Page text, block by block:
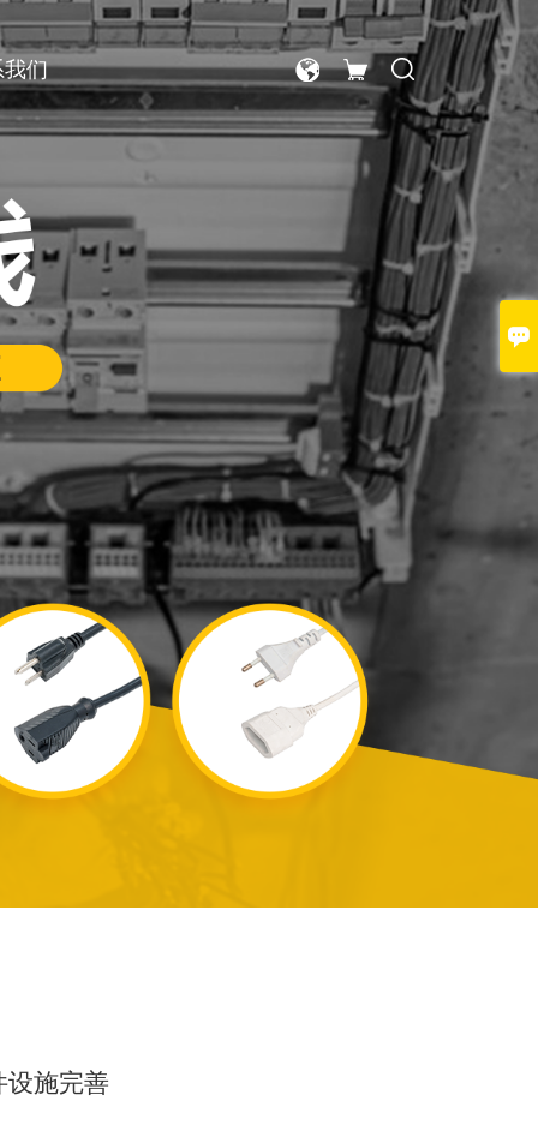
我们
设施完善
